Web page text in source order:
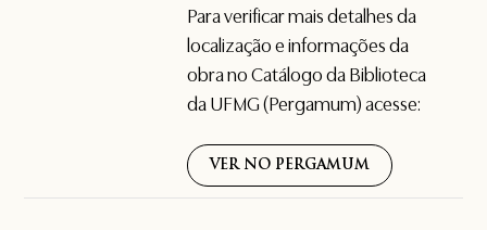
Para verificar mais detalhes da
localização e informações da
obra no Catálogo da Biblioteca
da UFMG (Pergamum) acesse:
VER NO PERGAMUM